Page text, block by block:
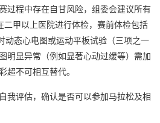
过程中存在自甘风险，组委会建议所有
二甲以上医院进行体检，赛前体检包括
动态心电图或运动平板试验（三项之一
明显异常（例如显著心动过缓等）需加
超不可相互替代。
我评估，确认是否可以参加马拉松及相